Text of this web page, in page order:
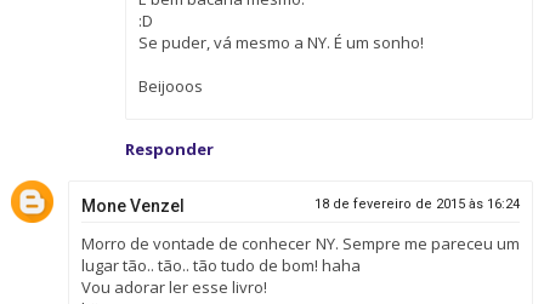
:D
Se puder, vá mesmo a NY. É um sonho!
Beijooos
Responder
Mone Venzel 18 de fevereiro de 2015 às 16:24
Morro de vontade de conhecer NY. Sempre me pareceu um
lugar tão.. tão.. tão tudo de bom! haha
Vou adorar ler esse livro!